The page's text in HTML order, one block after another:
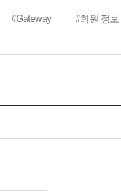
#Gateway #회원 정보